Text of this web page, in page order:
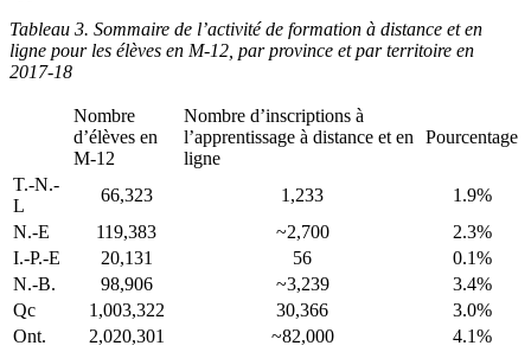
Tableau 3. Sommaire de l’activité de formation à distance et en
ligne pour les élèves en M-12, par province et par territoire en
2017-18
Nombre
d’élèves en
M-12
Nombre d’inscriptions à
l’apprentissage à distance et en
ligne
Pourcentage
T.-N.-
L
66,323 1,233
1.9%
N.-E
119,383 ~2,700
2.3%
I.-P.-E
20,131 56
0.1%
N.-B.
98,906 ~3,239
3.4%
Qc
1,003,322 30,366
3.0%
Ont.
2,020,301 ~82,000
4.1%